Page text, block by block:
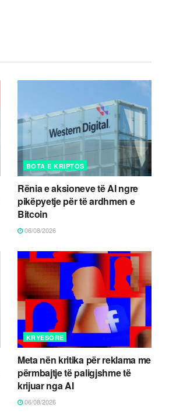
BOTA E KRIPTOS
Rënia e aksioneve të AI ngre
pikëpyetje për të ardhmen e
Bitcoin
06/08/2026
KRYESORE
Meta nën kritika për reklama me
përmbajtje të paligjshme të
krijuar nga AI
06/08/2026